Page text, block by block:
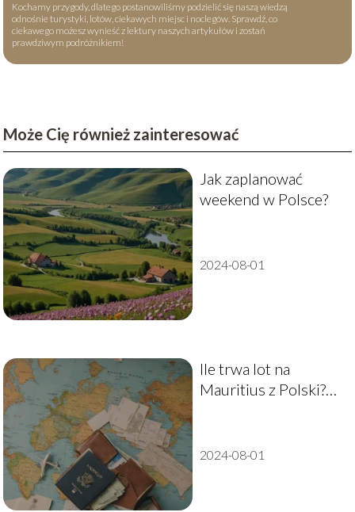
Kochamy przygody, dlatego postanowiliśmy podzielić się naszą wiedzą
odnośnie turystyki, lotów, ciekawych miejsc i noclegów. Sprawdź, co
ciekawego możesz wynieść z lektury naszych artykułów i zostań
prawdziwym podróżnikiem!
Może Cię również zainteresować
Jak zaplanować
weekend w Polsce?
2024-08-01
Ile trwa lot na
Mauritius z Polski?
2024-08-01